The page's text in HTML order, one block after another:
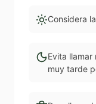
Considera
Evita
muy tarde